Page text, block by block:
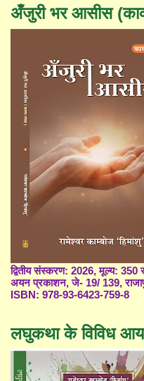
अँजुरी भर आसीस
द्वितीय संस्करण: 2026, मूल्य:
अयन प्रकाशन, जे- 19/ 139,
ISBN: 978-93-6423-759-8
लघुकथा के विविध